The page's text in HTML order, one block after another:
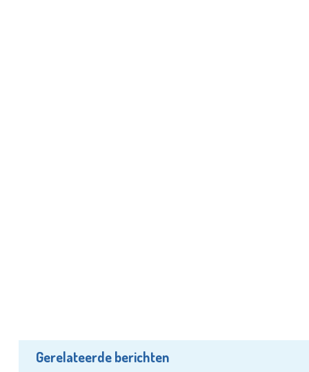
Gerelateerde berichten